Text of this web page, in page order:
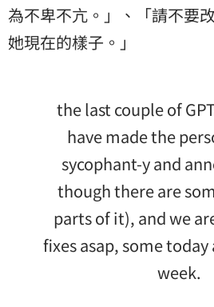
為不卑不亢。」、「請不要
她現在的樣子。」
the last couple of
have made the
sycophant-y and
though there are
parts of it), and we
fixes asap, some
week.